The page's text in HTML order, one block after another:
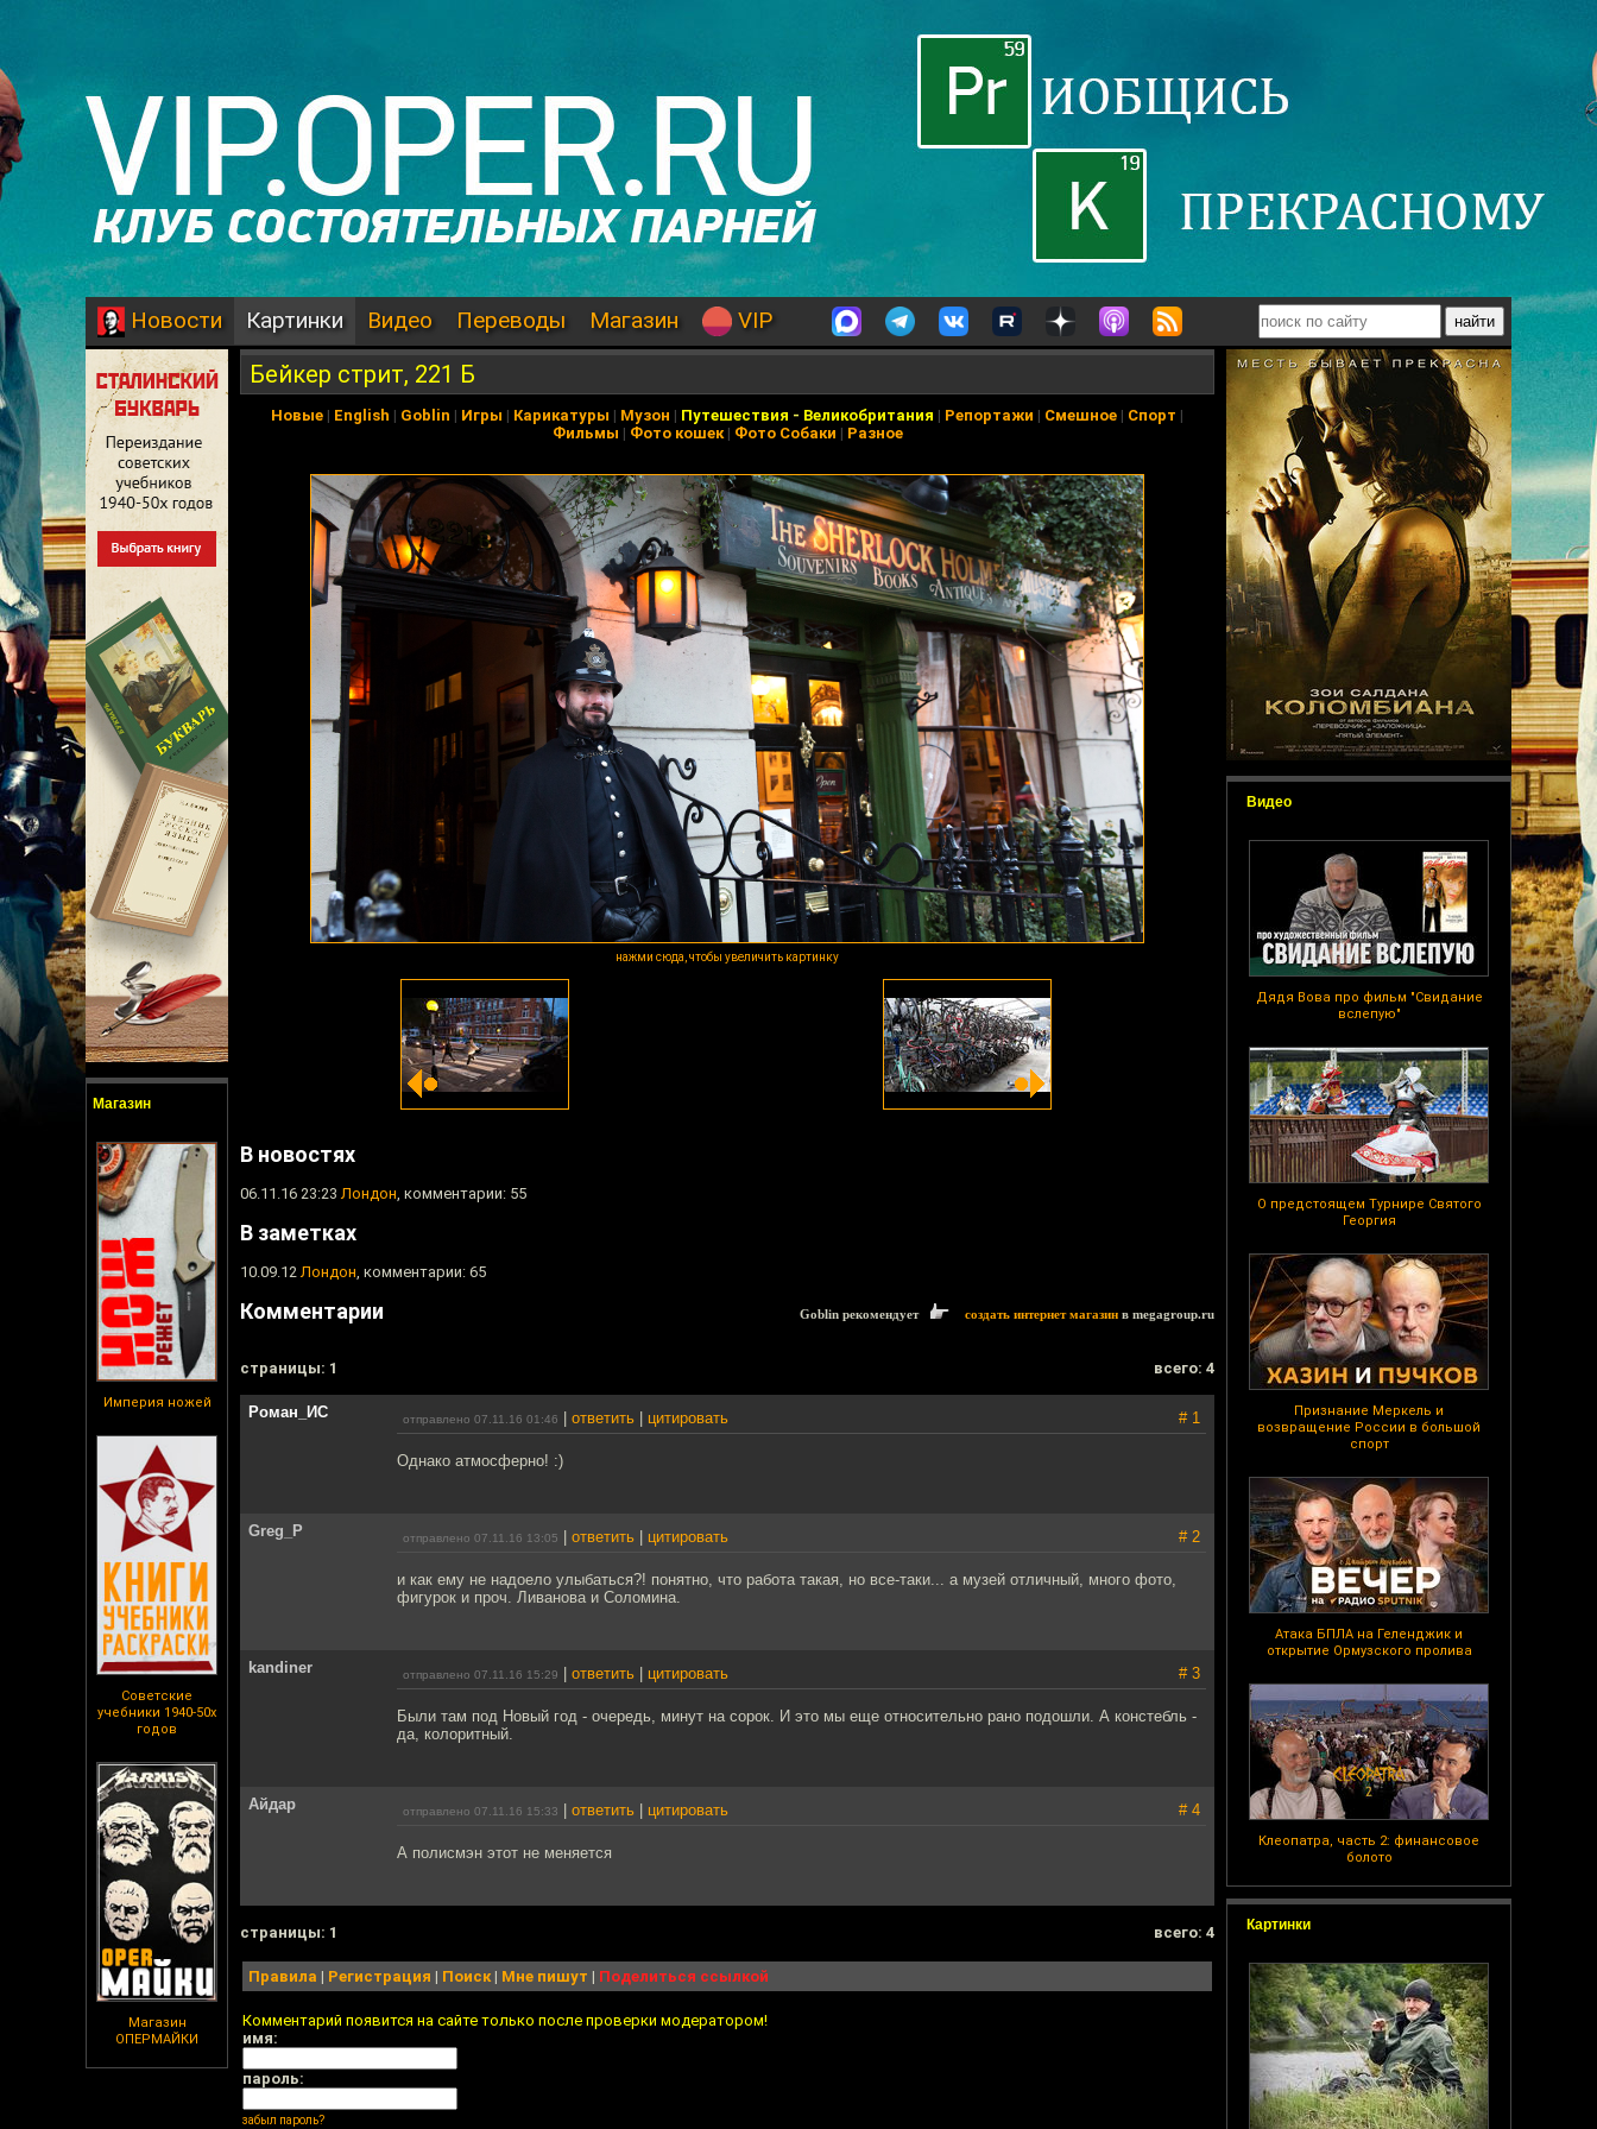
Новости Картинки Видео Переводы Магазин VIP
Магазин
Империя ножей
Советские
учебники 1940-50х
годов
Магазин
ОПЕРМАЙКИ
Видео
Дядя Вова про фильм "Свидание
вслепую"
О предстоящем Турнире Святого
Георгия
Признание Меркель и
возвращение России в большой
спорт
Атака БПЛА на Геленджик и
открытие Ормузского пролива
Клеопатра, часть 2: финансовое
болото
Картинки
Бейкер стрит, 221 Б
Новые | English | Goblin | Игры | Карикатуры | Музон | Путешествия - Великобритания | Репортажи | Смешное | Спорт |
Фильмы | Фото кошек| Фото Собаки | Разное
нажми сюда, чтобы увеличить картинку
В новостях
06.11.16 23:23 Лондон, комментарии: 55
В заметках
10.09.12 Лондон, комментарии: 65
Комментарии Goblin рекомендует создать интернет магазин в megagroup.ru
cтраницы: 1 всего: 4
Роман_ИС отправлено 07.11.16 01:46 ответить цитировать # 1
Однако атмосферно! :)
Greg_P отправлено 07.11.16 13:05 ответить цитировать # 2
и как ему не надоело улыбаться?! понятно, что работа такая, но все-таки... а музей отличный, много фото,
фигурок и проч. Ливанова и Соломина.
kandiner отправлено 07.11.16 15:29 ответить цитировать # 3
Были там под Новый год - очередь, минут на сорок. И это мы еще относительно рано подошли. А констебль -
да, колоритный.
Айдар отправлено 07.11.16 15:33 ответить цитировать # 4
А полисмэн этот не меняется
cтраницы: 1 всего: 4
Правила | Регистрация | Поиск| Мне пишут | Поделиться ссылкой
Комментарий появится на сайте только после проверки модератором!
имя:
пароль:
забыл пароль?